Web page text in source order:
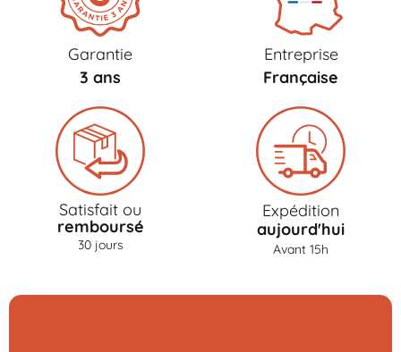
Garantie
3 ans
Entreprise
Française
Satisfait ou
remboursé
30 jours
Expédition
aujourd'hui
Avant 15h